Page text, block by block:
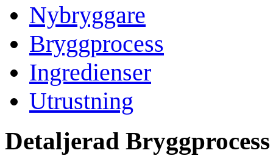
Nybryggare
Bryggprocess
Ingredienser
Utrustning
Detaljerad Bryggprocess